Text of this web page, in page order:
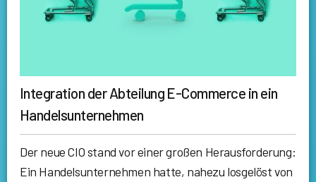
Integration der Abteilung E-Commerce in ein
Handelsunternehmen
Der neue CIO stand vor einer großen Herausforderung:
Ein Handelsunternehmen hatte, nahezu losgelöst von